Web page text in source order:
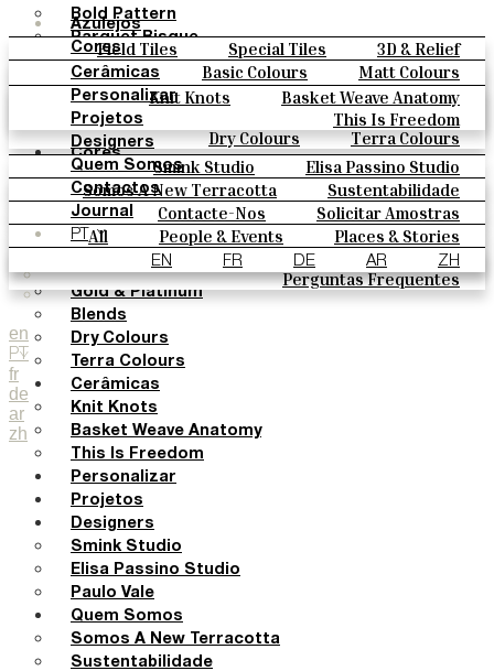
Azulejos
Field Tiles Special Tiles
3D & Relief
Hand Painted
Bold Pattern
Parquet Bisque
Natural Cotto
Smink Studio
Elisa Passino
Paulo Vale
Cores
Basic Colours
Matt Colours
Oxide Explosions
Special Firing
Vintage Metallics
Gold & Platinum
Blends
Dry Colours
Terra Colours
Cerâmicas
Knit Knots
Basket Weave Anatomy
This Is Freedom
Personalizar
Projetos
Designers
Smink Studio
Elisa Passino Studio
Paulo Vale
Quem Somos
Somos A New Terracotta
Sustentabilidade
O Estúdio
Contactos
Contacte-Nos
Solicitar Amostras
Como Comprar
Catálogos E Especificações Técnicas
Perguntas Frequentes
Journal
All People & Events
Places & Stories
Materiais & Sustainability
Inspiration & Culture
PT
EN FR DE AR ZH
en
PT
fr
de
ar
zh
Bold Pattern
Parquet Bisque
Natural Cotto
Smink Studio
Elisa Passino
Paulo Vale
Cores
Basic Colours
Matt Colours
Oxide Explosions
Special Firing
Vintage Metallics
Gold & Platinum
Blends
Dry Colours
Terra Colours
Cerâmicas
Knit Knots
Basket Weave Anatomy
This Is Freedom
Personalizar
Projetos
Designers
Smink Studio
Elisa Passino Studio
Paulo Vale
Quem Somos
Somos A New Terracotta
Sustentabilidade